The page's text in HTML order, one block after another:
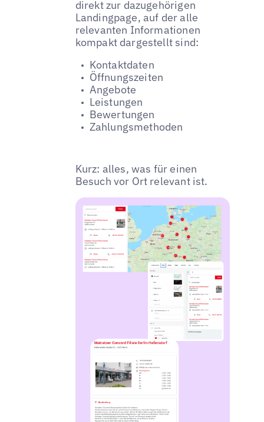
direkt zur dazugehörigen
Landingpage, auf der alle
relevanten Informationen
kompakt dargestellt sind:
Kontaktdaten
Öffnungszeiten
Angebote
Leistungen
Bewertungen
Zahlungsmethoden
Kurz: alles, was für einen
Besuch vor Ort relevant ist.